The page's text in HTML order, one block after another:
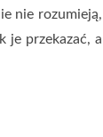
nie rozumieją,
je przekazać, a